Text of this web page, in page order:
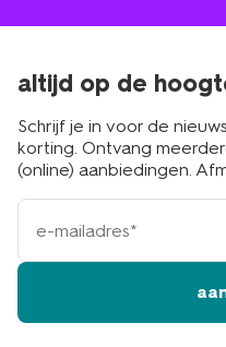
altijd op de
Schrijf je in voor de
korting. Ontvang
(online) aanbiedingen.
e-
mailadres